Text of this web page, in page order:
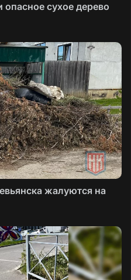
опасное сухое дерево
жалуются на